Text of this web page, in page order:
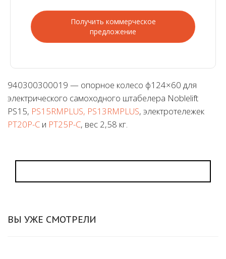
Получить коммерческое
предложение
940300300019 — опорное колесо ф124×60 для
электрического самоходного штабелера Noblelift
PS15, PS15RMPLUS, PS13RMPLUS, электротележек
PT20P-C и PT25P-C, вес 2,58 кг.
ВЫ УЖЕ СМОТРЕЛИ